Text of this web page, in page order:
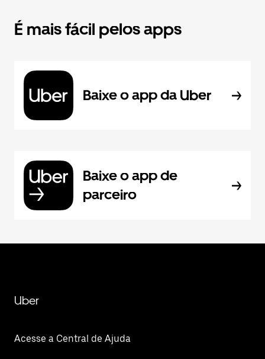
É mais fácil pelos apps
Baixe o app da Uber
Baixe o app de
parceiro
Uber
Acesse a Central de Ajuda